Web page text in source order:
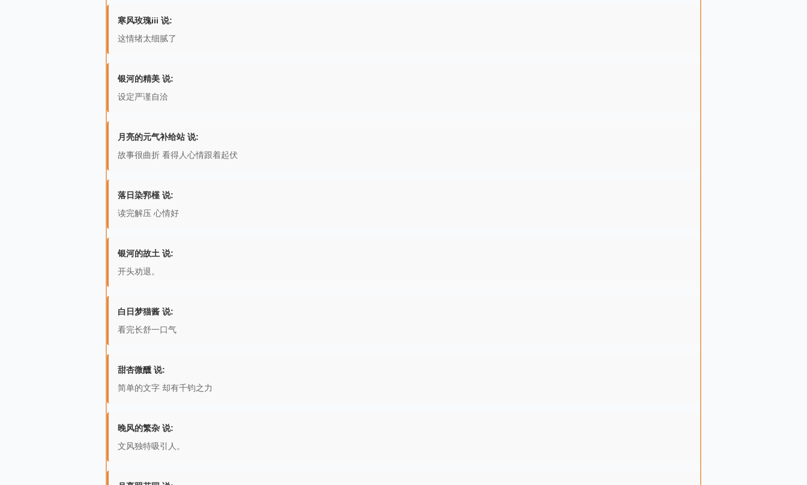
寒风玫瑰iii 说:
这情绪太细腻了
银河的精美 说:
设定严谨自洽
月亮的元气补给站 说:
故事很曲折 看得人心情跟着起伏
落日染郛槿 说:
读完解压 心情好
银河的故土 说:
开头劝退。
白日梦猫酱 说:
看完长舒一口气
甜杏微醺 说:
简单的文字 却有千钧之力
晚风的繁杂 说:
文风独特吸引人。